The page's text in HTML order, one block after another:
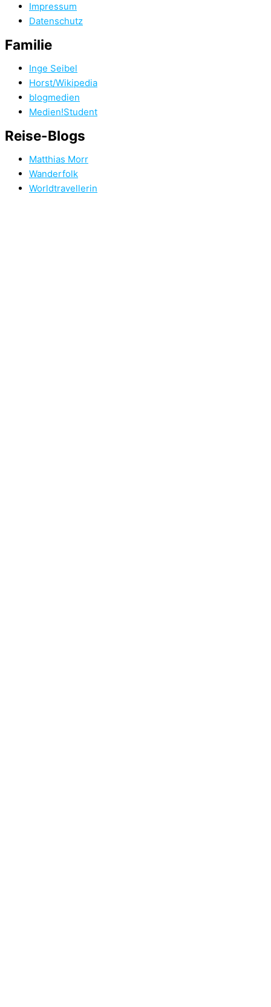
Impressum
Datenschutz
Familie
Inge Seibel
Horst/Wikipedia
blogmedien
Medien!Student
Reise-Blogs
Matthias Morr
Wanderfolk
Worldtravellerin